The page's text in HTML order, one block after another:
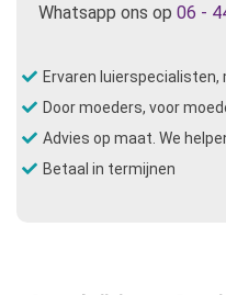
Whatsapp ons op 06 -
Ervaren
Door moeders, voor
Advies op maat. We
Betaal in termijnen